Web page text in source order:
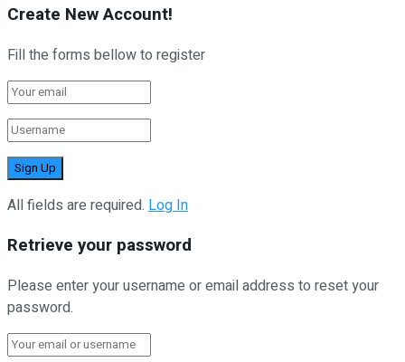
Create New Account!
Fill the forms bellow to register
All fields are required. Log In
Retrieve your password
Please enter your username or email address to reset your
password.